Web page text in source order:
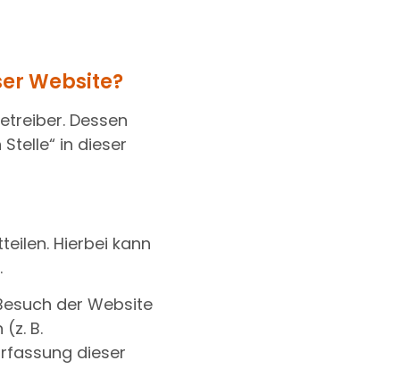
Website?
Dessen
in dieser
Hierbei kann
der Website
B.
dieser